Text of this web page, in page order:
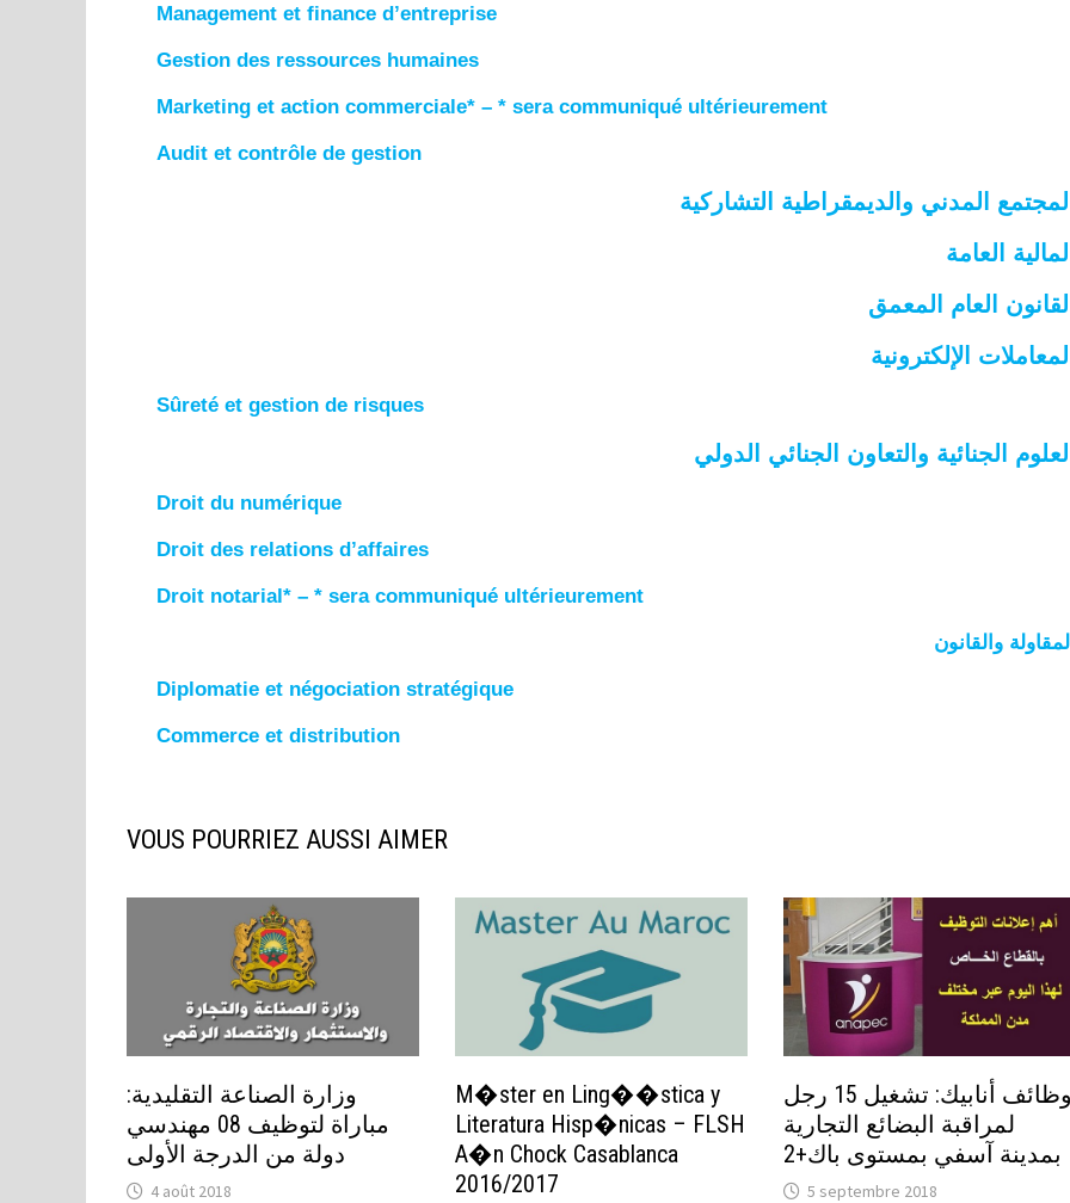
Management et finance d’entreprise
Gestion des ressources humaines
Marketing et action commerciale* – * sera communiqué ultérieurement
Audit et contrôle de gestion
المجتمع المدني والديمقراطية التشاركية
المالية العامة
القانون العام المعمق
المعاملات الإلكترونية
Sûreté et gestion de risques
العلوم الجنائية والتعاون الجنائي الدولي
Droit du numérique
Droit des relations d’affaires
Droit notarial* – * sera communiqué ultérieurement
المقاولة والقانون
Diplomatie et négociation stratégique
Commerce et distribution
VOUS POURRIEZ AUSSI AIMER
وزارة الصناعة التقليدية:
مباراة لتوظيف 08 مهندسي
دولة من الدرجة الأولى
4 août 2018
M�ster en Ling��stica y
Literatura Hisp�nicas – FLSH
A�n Chock Casablanca
2016/2017
وظائف أنابيك: تشغيل 15 رجل
لمراقبة البضائع التجارية
بمدينة آسفي بمستوى باك+2
5 septembre 2018